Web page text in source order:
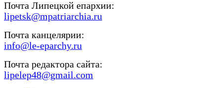
Почта Липецкой епархии:
lipetsk@mpatriarchia.ru
Почта канцелярии:
info@le-eparchy.ru
Почта редактора сайта:
lipelep48@gmail.com